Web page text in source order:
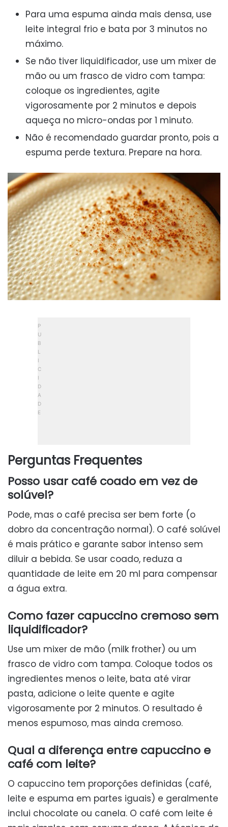
Para uma espuma ainda mais densa, use
leite integral frio e bata por 3 minutos no
máximo.
Se não tiver liquidificador, use um mixer de
mão ou um frasco de vidro com tampa:
coloque os ingredientes, agite
vigorosamente por 2 minutos e depois
aqueça no micro-ondas por 1 minuto.
Não é recomendado guardar pronto, pois a
espuma perde textura. Prepare na hora.
Perguntas Frequentes
Posso usar café coado em vez de
solúvel?
Pode, mas o café precisa ser bem forte (o
dobro da concentração normal). O café solúvel
é mais prático e garante sabor intenso sem
diluir a bebida. Se usar coado, reduza a
quantidade de leite em 20 ml para compensar
a água extra.
Como fazer capuccino cremoso sem
liquidificador?
Use um mixer de mão (milk frother) ou um
frasco de vidro com tampa. Coloque todos os
ingredientes menos o leite, bata até virar
pasta, adicione o leite quente e agite
vigorosamente por 2 minutos. O resultado é
menos espumoso, mas ainda cremoso.
Qual a diferença entre capuccino e
café com leite?
O capuccino tem proporções definidas (café,
leite e espuma em partes iguais) e geralmente
inclui chocolate ou canela. O café com leite é